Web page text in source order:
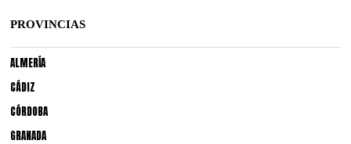
PROVINCIAS
ALMERÍA
CÁDIZ
CÓRDOBA
GRANADA